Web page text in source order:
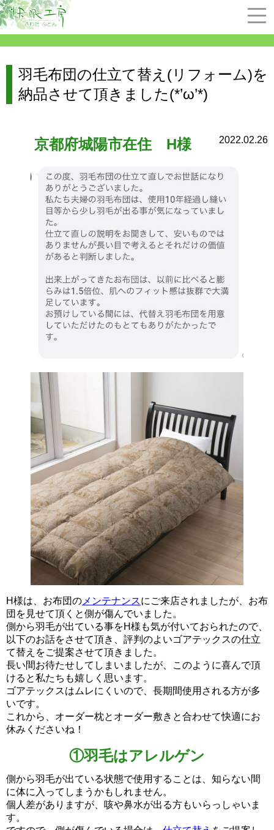
羽毛布団の仕立て替え(リフォーム)を
納品させて頂きました(*’ω’*)
2022.02.26
京都府城陽市在住 H様
H様は、お布団の メンテナンスにご来店されましたが、お布
団を見せて頂くと側が傷んでいました。
側から羽毛が出ている事をH様も気が付いておられたので、
以下のお話をさせて頂き、評判のよいゴアテックスの仕立
て替えをご提案させて頂きました。
長い間お待たせしてしまいましたが、このように喜んで頂
けると私たちも嬉しく思います。
ゴアテックスはムレにくいので、長期間使用される方が多
いです。
これから、オーダー枕とオーダー敷きと合わせて快適にお
休みくださいね！
①羽毛はアレルゲン
側から羽毛が出ている状態で使用することは、知らない間
に体に入ってしまうかもしれません。
個人差がありますが、咳や鼻水が出る方もいらっしゃいま
す。